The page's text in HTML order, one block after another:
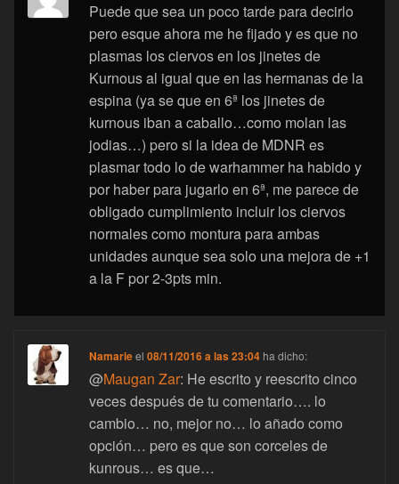
Puede que sea un poco tarde para decirlo
pero esque ahora me he fijado y es que no
plasmas los ciervos en los jinetes de
Kurnous al igual que en las hermanas de la
espina (ya se que en 6ª los jinetes de
kurnous iban a caballo…como molan las
jodias…) pero si la idea de MDNR es
plasmar todo lo de warhammer ha habido y
por haber para jugarlo en 6ª, me parece de
obligado cumplimiento incluir los ciervos
normales como montura para ambas
unidades aunque sea solo una mejora de +1
a la F por 2-3pts min.
Namarieel08/11/2016 a las 23:04 ha dicho:
@Maugan Zar: He escrito y reescrito cinco
veces después de tu comentario…. lo
cambio… no, mejor no… lo añado como
opción… pero es que son corceles de
kunrous… es que…